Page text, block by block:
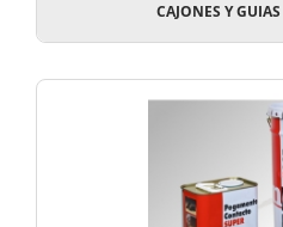
CAJONES Y